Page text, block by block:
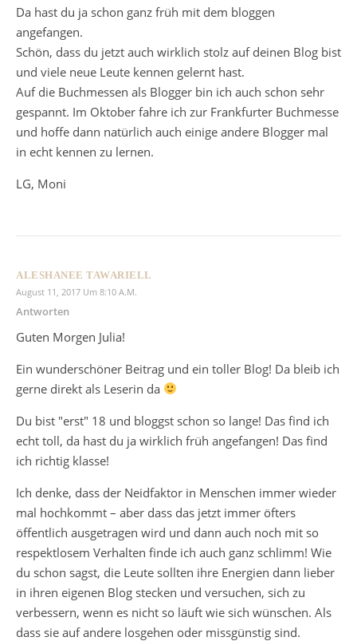
Da hast du ja schon ganz früh mit dem bloggen
angefangen.
Schön, dass du jetzt auch wirklich stolz auf deinen Blog bist
und viele neue Leute kennen gelernt hast.
Auf die Buchmessen als Blogger bin ich auch schon sehr
gespannt. Im Oktober fahre ich zur Frankfurter Buchmesse
und hoffe dann natürlich auch einige andere Blogger mal
in echt kennen zu lernen.
LG, Moni
ALESHANEE TAWARIELL
August 11, 2017 Um 8:10 A.m.
Antworten
Guten Morgen Julia!
Ein wunderschöner Beitrag und ein toller Blog! Da bleib ich
gerne direkt als Leserin da
Du bist "erst" 18 und bloggst schon so lange! Das find ich
echt toll, da hast du ja wirklich früh angefangen! Das find
ich richtig klasse!
Ich denke, dass der Neidfaktor in Menschen immer wieder
mal hochkommt – aber dass das jetzt immer öfters
öffentlich ausgetragen wird und dann auch noch mit so
respektlosem Verhalten finde ich auch ganz schlimm! Wie
du schon sagst, die Leute sollten ihre Energien dann lieber
in ihren eigenen Blog stecken und versuchen, sich zu
verbessern, wenn es nicht so läuft wie sich wünschen. Als
dass sie auf andere losgehen oder missgünstig sind.